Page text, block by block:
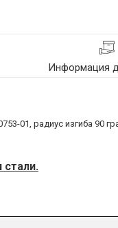
Информация
01, радиус изгиба 90
стали.